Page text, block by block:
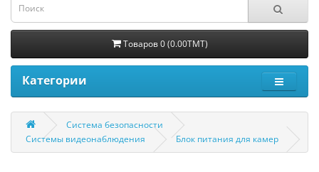
Товаров 0 (0.00TMT)
Категории
Система безопасности
Системы видеонаблюдения
Блок питания для камер